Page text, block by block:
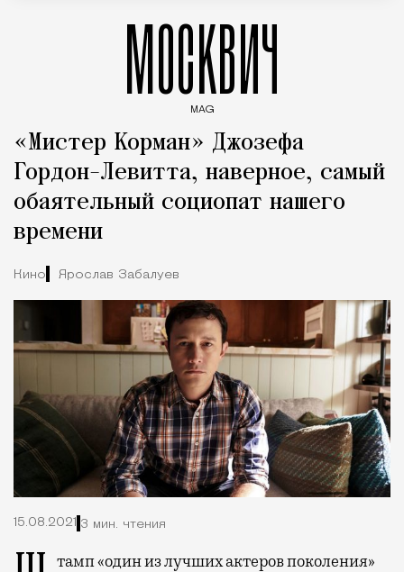
МОСКВИЧ
MAG
«Мистер Корман» Джозефа
Гордон-Левитта, наверное, самый
обаятельный социопат нашего
времени
Кино Ярослав Забалуев
15.08.2021 3 мин. чтения